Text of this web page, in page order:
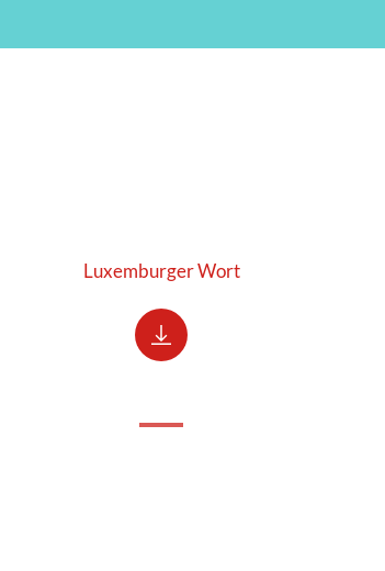
Luxemburger Wort